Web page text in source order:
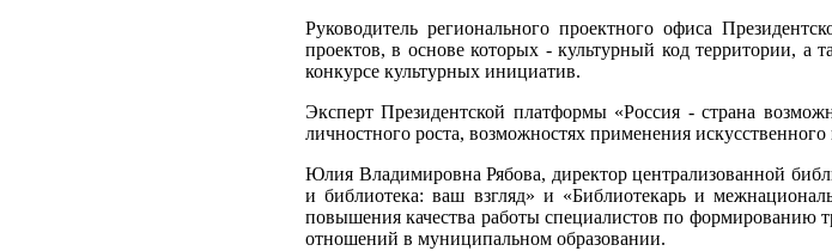
Руководитель регионального проектного офиса
проектов, в основе которых - культурный код территории, а
конкурсе культурных инициатив.
Эксперт Президентской платформы «Россия - страна
личностного роста, возможностях применения
Юлия Владимировна Рябова, директор централизованной
и библиотека: ваш взгляд» и «Библиотекарь и
повышения качества работы специалистов по формированию
отношений в муниципальном образовании.